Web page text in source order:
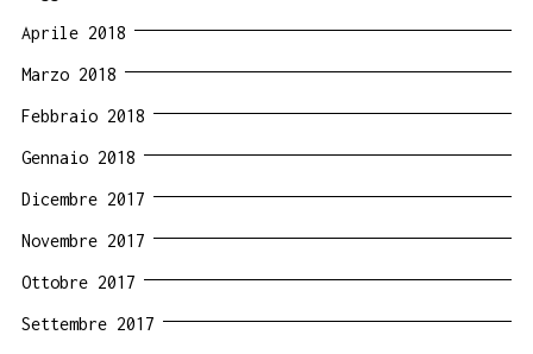
Aprile 2018
Marzo 2018
Febbraio 2018
Gennaio 2018
Dicembre 2017
Novembre 2017
Ottobre 2017
Settembre 2017